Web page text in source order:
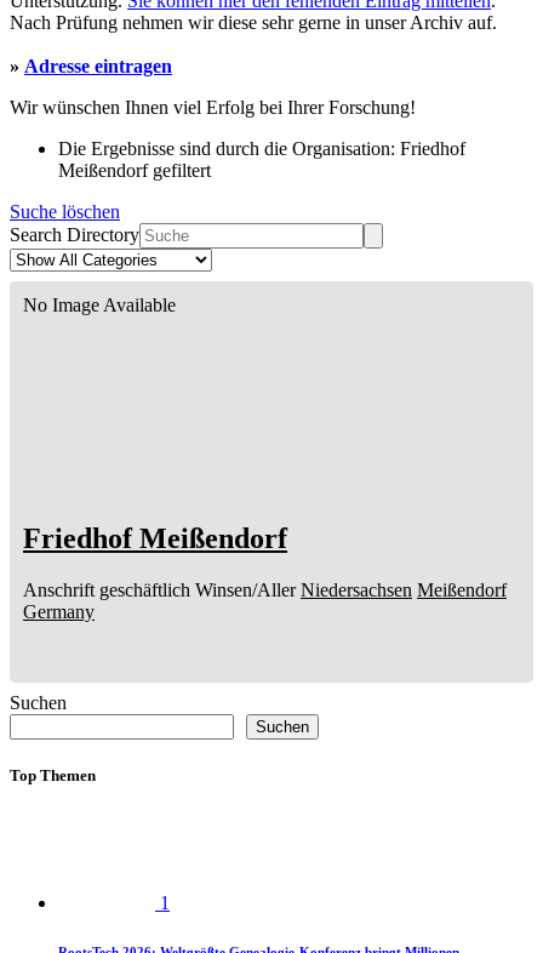
Nach Prüfung nehmen wir diese sehr gerne in unser Archiv auf.
» Adresse eintragen
Wir wünschen Ihnen viel Erfolg bei Ihrer Forschung!
Die Ergebnisse sind durch die Organisation: Friedhof
Meißendorf gefiltert
Suche löschen
Search Directory
No Image Available
Friedhof Meißendorf
Anschrift geschäftlich Winsen/Aller Niedersachsen Meißendorf
Germany
Suchen
Suchen
Top Themen
1